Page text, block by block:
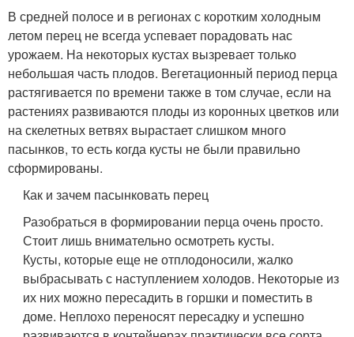
В средней полосе и в регионах с коротким холодным
летом перец не всегда успевает порадовать нас
урожаем. На некоторых кустах вызревает только
небольшая часть плодов. Вегетационный период перца
растягивается по времени также в том случае, если на
растениях развиваются плоды из коронных цветков или
на скелетных ветвях вырастает слишком много
пасынков, то есть когда кусты не были правильно
сформированы.
Как и зачем пасынковать перец
Разобраться в формировании перца очень просто.
Стоит лишь внимательно осмотреть кусты.
Кусты, которые еще не отплодоносили, жалко
выбрасывать с наступлением холодов. Некоторые из
их них можно пересадить в горшки и поместить в
доме. Неплохо переносят пересадку и успешно